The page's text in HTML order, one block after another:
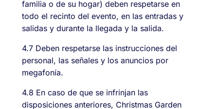
familia o de su hogar) deben respetarse en
todo el recinto del evento, en las entradas y
salidas y durante la llegada y la salida.
4.7 Deben respetarse las instrucciones del
personal, las señales y los anuncios por
megafonía.
4.8 En caso de que se infrinjan las
disposiciones anteriores, Christmas Garden